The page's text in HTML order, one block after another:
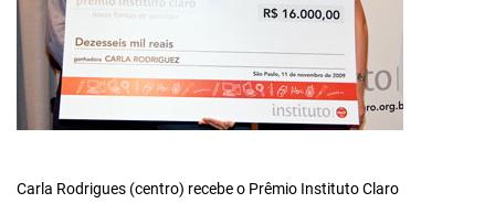
Carla Rodrigues (centro) recebe o Prêmio Instituto Claro